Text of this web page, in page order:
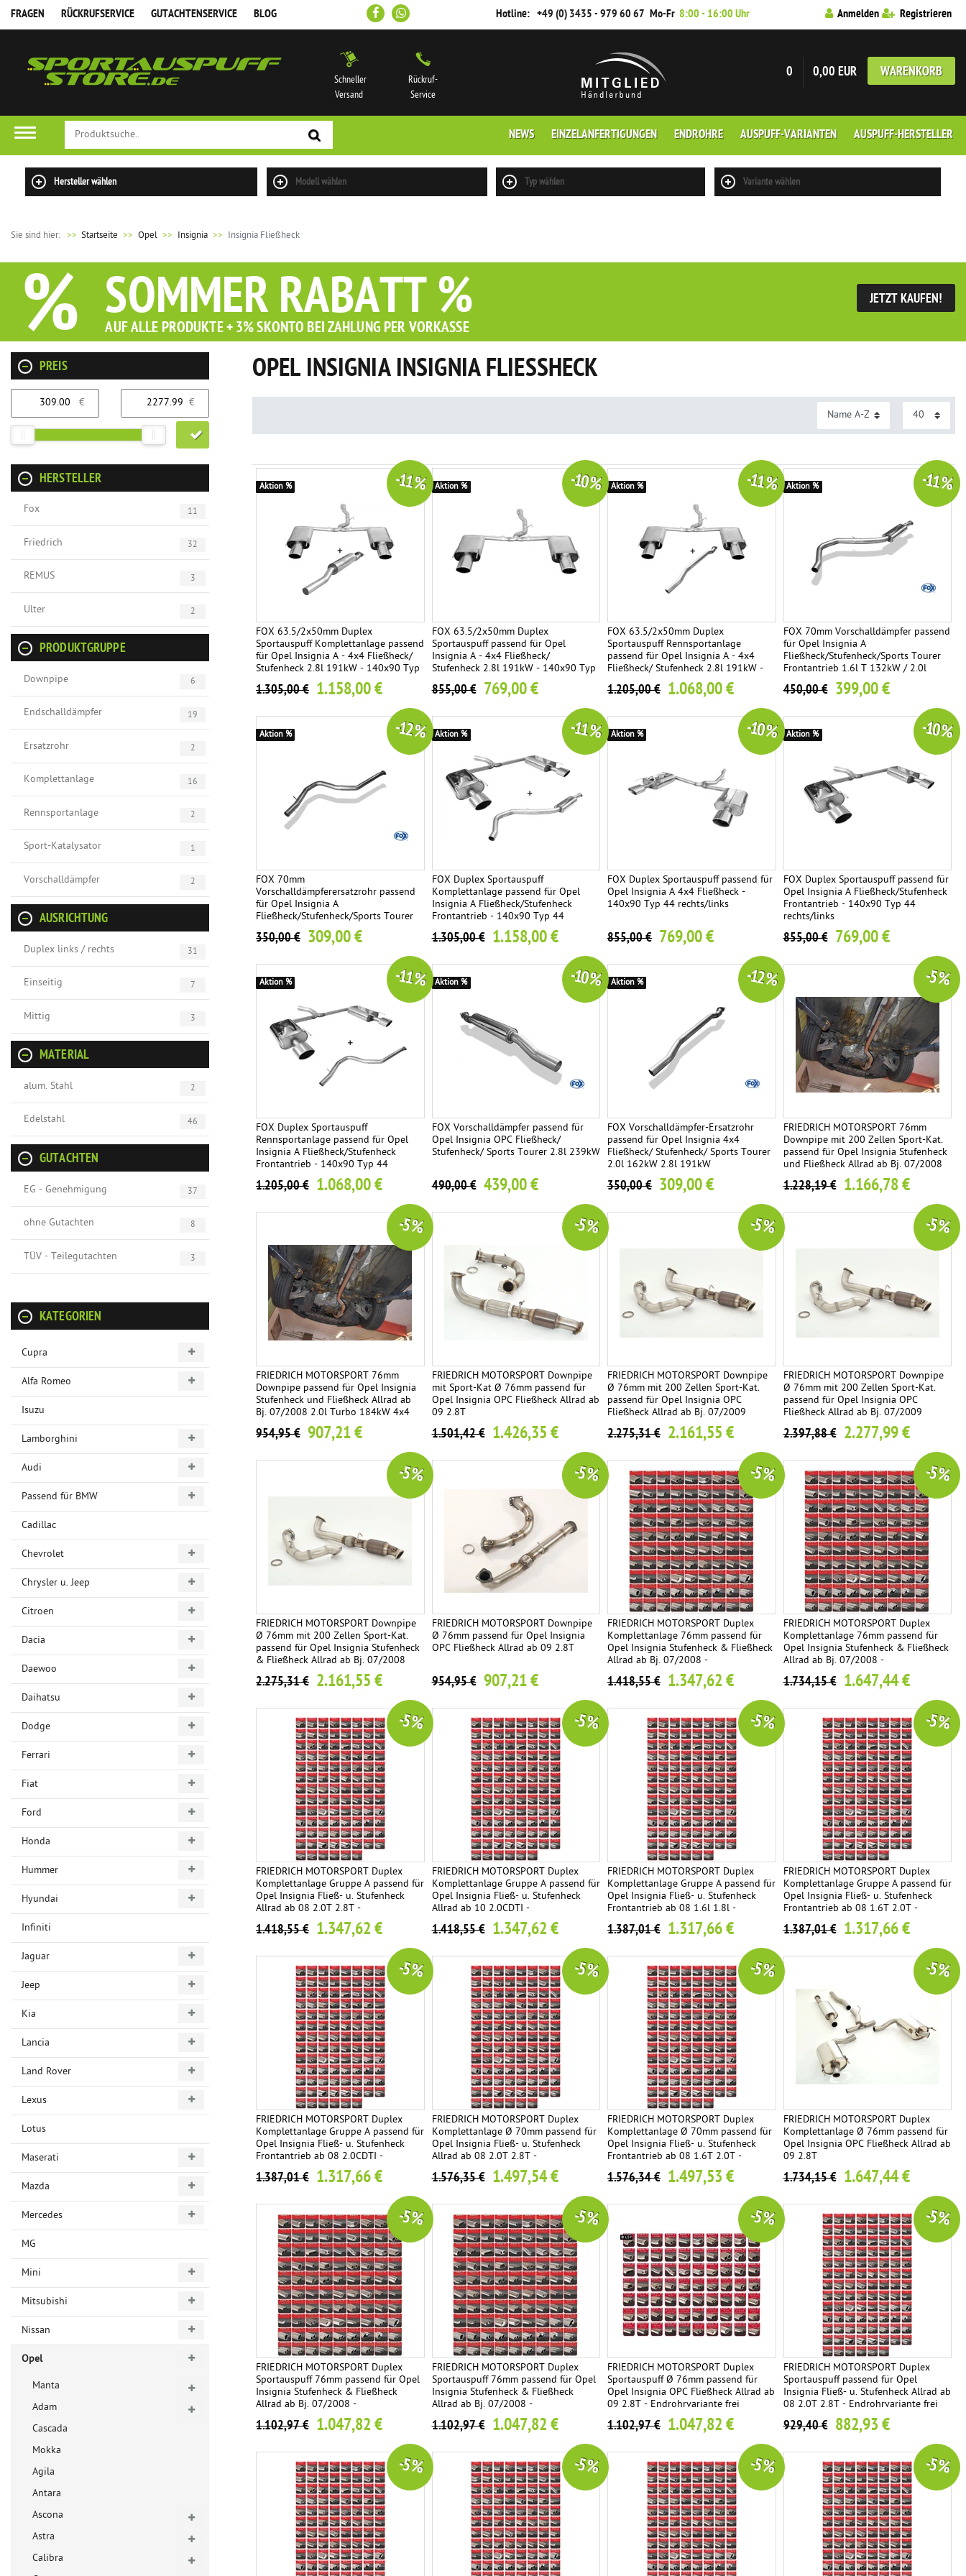
FILTER
FRAGEN RÜCKRUFSERVICE GUTACHTENSERVICE BLOG Hotline: +49 (0) 3435 - 979 60 67 Mo-Fr 8:00 - 16:00 Uhr Anmelden Registrieren
0 0,00 EUR WARENKORB
Schneller
Versand
Rückruf-
Service
NEWS EINZELANFERTIGUNGEN ENDROHRE AUSPUFF-VARIANTEN AUSPUFF-HERSTELLER
Hersteller wählen Modell wählen Typ wählen Variante wählen
Sie sind hier: >> Startseite Opel Insignia Insignia Fließheck
% SOMMER RABATT %
AUF ALLE PRODUKTE + 3% SKONTO BEI ZAHLUNG PER VORKASSE
JETZT KAUFEN!
PREIS
€ €
HERSTELLER
Fox 11
Friedrich 32
REMUS 3
Ulter 2
PRODUKTGRUPPE
Downpipe 6
Endschalldämpfer 19
Ersatzrohr 2
Komplettanlage 16
Rennsportanlage 2
Sport-Katalysator 1
Vorschalldämpfer 2
AUSRICHTUNG
Duplex links / rechts 31
Einseitig 7
Mittig 3
MATERIAL
alum. Stahl 2
Edelstahl 46
GUTACHTEN
EG - Genehmigung 37
ohne Gutachten 8
TÜV - Teilegutachten 3
KATEGORIEN
Cupra
Alfa Romeo
Isuzu
Lamborghini
Audi
Passend für BMW
Cadillac
Chevrolet
Chrysler u. Jeep
Citroen
Dacia
Daewoo
Daihatsu
Dodge
Ferrari
Fiat
Ford
Honda
Hummer
Hyundai
Infiniti
Jaguar
Jeep
Kia
Lancia
Land Rover
Lexus
Lotus
Maserati
Mazda
Mercedes
MG
Mini
Mitsubishi
Nissan
Opel
Manta
Adam
Cascada
Mokka
Agila
Antara
Ascona
Astra
Calibra
OPEL INSIGNIA INSIGNIA FLIESSHECK
FOX 63.5/2x50mm Duplex
Sportauspuff Komplettanlage passend
für Opel Insignia A - 4x4 Fließheck/
Stufenheck 2.8l 191kW - 140x90 Typ
44 rechts/links
1.305,00 € 1.158,00 €
-11 %
Aktion %
FOX 63.5/2x50mm Duplex
Sportauspuff passend für Opel
Insignia A - 4x4 Fließheck/
Stufenheck 2.8l 191kW - 140x90 Typ
44 rechts/links
855,00 € 769,00 €
-10 %
Aktion %
FOX 63.5/2x50mm Duplex
Sportauspuff Rennsportanlage
passend für Opel Insignia A - 4x4
Fließheck/ Stufenheck 2.8l 191kW -
140x90 Typ 44 rechts/links
1.205,00 € 1.068,00 €
-11 %
Aktion %
FOX 70mm Vorschalldämpfer passend
für Opel Insignia A
Fließheck/Stufenheck/Sports Tourer
Frontantrieb 1.6l T 132kW / 2.0l
162/184kW
450,00 € 399,00 €
-11 %
Aktion %
FOX 70mm
Vorschalldämpferersatzrohr passend
für Opel Insignia A
Fließheck/Stufenheck/Sports Tourer
Frontantrieb 1.6l T 132kW / 2.0l
162/184kW
350,00 € 309,00 €
-12 %
Aktion %
FOX Duplex Sportauspuff
Komplettanlage passend für Opel
Insignia A Fließheck/Stufenheck
Frontantrieb - 140x90 Typ 44
rechts/links
1.305,00 € 1.158,00 €
-11 %
Aktion %
FOX Duplex Sportauspuff passend für
Opel Insignia A 4x4 Fließheck -
140x90 Typ 44 rechts/links
855,00 € 769,00 €
-10 %
Aktion %
FOX Duplex Sportauspuff passend für
Opel Insignia A Fließheck/Stufenheck
Frontantrieb - 140x90 Typ 44
rechts/links
855,00 € 769,00 €
-10 %
Aktion %
FOX Duplex Sportauspuff
Rennsportanlage passend für Opel
Insignia A Fließheck/Stufenheck
Frontantrieb - 140x90 Typ 44
rechts/links
1.205,00 € 1.068,00 €
-11 %
Aktion %
FOX Vorschalldämpfer passend für
Opel Insignia OPC Fließheck/
Stufenheck/ Sports Tourer 2.8l 239kW
490,00 € 439,00 €
-10 %
Aktion %
FOX Vorschalldämpfer-Ersatzrohr
passend für Opel Insignia 4x4
Fließheck/ Stufenheck/ Sports Tourer
2.0l 162kW 2.8l 191kW
350,00 € 309,00 €
-12 %
Aktion %
FRIEDRICH MOTORSPORT 76mm
Downpipe mit 200 Zellen Sport-Kat.
passend für Opel Insignia Stufenheck
und Fließheck Allrad ab Bj. 07/2008
2.0l Turbo 184kW 4x4
1.228,19 € 1.166,78 €
-5 %
FRIEDRICH MOTORSPORT 76mm
Downpipe passend für Opel Insignia
Stufenheck und Fließheck Allrad ab
Bj. 07/2008 2.0l Turbo 184kW 4x4
954,95 € 907,21 €
-5 %
FRIEDRICH MOTORSPORT Downpipe
mit Sport-Kat Ø 76mm passend für
Opel Insignia OPC Fließheck Allrad ab
09 2.8T
1.501,42 € 1.426,35 €
-5 %
FRIEDRICH MOTORSPORT Downpipe
Ø 76mm mit 200 Zellen Sport-Kat.
passend für Opel Insignia OPC
Fließheck Allrad ab Bj. 07/2009
2.275,31 € 2.161,55 €
-5 %
FRIEDRICH MOTORSPORT Downpipe
Ø 76mm mit 200 Zellen Sport-Kat.
passend für Opel Insignia OPC
Fließheck Allrad ab Bj. 07/2009
2.397,88 € 2.277,99 €
-5 %
FRIEDRICH MOTORSPORT Downpipe
Ø 76mm mit 200 Zellen Sport-Kat.
passend für Opel Insignia Stufenheck
& Fließheck Allrad ab Bj. 07/2008
2.8l V6 Turbo 4x4 191kW
2.275,31 € 2.161,55 €
-5 %
FRIEDRICH MOTORSPORT Downpipe
Ø 76mm passend für Opel Insignia
OPC Fließheck Allrad ab 09 2.8T
954,95 € 907,21 €
-5 %
FRIEDRICH MOTORSPORT Duplex
Komplettanlage 76mm passend für
Opel Insignia Stufenheck & Fließheck
Allrad ab Bj. 07/2008 -
Endrohrvariante frei wählbar
1.418,55 € 1.347,62 €
-5 %
FRIEDRICH MOTORSPORT Duplex
Komplettanlage 76mm passend für
Opel Insignia Stufenheck & Fließheck
Allrad ab Bj. 07/2008 -
Endrohrvariante frei wählbar
1.734,15 € 1.647,44 €
-5 %
FRIEDRICH MOTORSPORT Duplex
Komplettanlage Gruppe A passend für
Opel Insignia Fließ- u. Stufenheck
Allrad ab 08 2.0T 2.8T -
Endrohrvariante frei wählbar
1.418,55 € 1.347,62 €
-5 %
FRIEDRICH MOTORSPORT Duplex
Komplettanlage Gruppe A passend für
Opel Insignia Fließ- u. Stufenheck
Allrad ab 10 2.0CDTI -
Endrohrvariante frei wählbar
1.418,55 € 1.347,62 €
-5 %
FRIEDRICH MOTORSPORT Duplex
Komplettanlage Gruppe A passend für
Opel Insignia Fließ- u. Stufenheck
Frontantrieb ab 08 1.6l 1.8l -
Endrohrvariante frei wählbar
1.387,01 € 1.317,66 €
-5 %
FRIEDRICH MOTORSPORT Duplex
Komplettanlage Gruppe A passend für
Opel Insignia Fließ- u. Stufenheck
Frontantrieb ab 08 1.6T 2.0T -
Endrohrvariante frei wählbar
1.387,01 € 1.317,66 €
-5 %
FRIEDRICH MOTORSPORT Duplex
Komplettanlage Gruppe A passend für
Opel Insignia Fließ- u. Stufenheck
Frontantrieb ab 08 2.0CDTI -
Endrohrvariante frei wählbar
1.387,01 € 1.317,66 €
-5 %
FRIEDRICH MOTORSPORT Duplex
Komplettanlage Ø 70mm passend für
Opel Insignia Fließ- u. Stufenheck
Allrad ab 08 2.0T 2.8T -
Endrohrvariante frei wählbar
1.576,35 € 1.497,54 €
-5 %
FRIEDRICH MOTORSPORT Duplex
Komplettanlage Ø 70mm passend für
Opel Insignia Fließ- u. Stufenheck
Frontantrieb ab 08 1.6T 2.0T -
Endrohrvariante frei wählbar
1.576,34 € 1.497,53 €
-5 %
FRIEDRICH MOTORSPORT Duplex
Komplettanlage Ø 76mm passend für
Opel Insignia OPC Fließheck Allrad ab
09 2.8T
1.734,15 € 1.647,44 €
-5 %
FRIEDRICH MOTORSPORT Duplex
Sportauspuff 76mm passend für Opel
Insignia Stufenheck & Fließheck
Allrad ab Bj. 07/2008 -
Endrohrvariante frei wählbar
1.102,97 € 1.047,82 €
-5 %
FRIEDRICH MOTORSPORT Duplex
Sportauspuff 76mm passend für Opel
Insignia Stufenheck & Fließheck
Allrad ab Bj. 07/2008 -
Endrohrvariante frei wählbar
1.102,97 € 1.047,82 €
-5 %
FRIEDRICH MOTORSPORT Duplex
Sportauspuff Ø 76mm passend für
Opel Insignia OPC Fließheck Allrad ab
09 2.8T - Endrohrvariante frei
wählbar
1.102,97 € 1.047,82 €
-5 %
FRIEDRICH MOTORSPORT Duplex
Sportauspuff passend für Opel
Insignia Fließ- u. Stufenheck Allrad ab
08 2.0T 2.8T - Endrohrvariante frei
wählbar
929,40 € 882,93 €
-5 %
-5 % -5 % -5 % -5 %